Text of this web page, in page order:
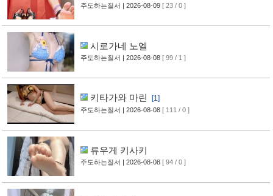
주도하는질서 | 2026-08-09 [ 23 / 0 ]
시로가네 노엘
주도하는질서 | 2026-08-08 [ 99 / 1 ]
키타가와 마린 [1]
주도하는질서 | 2026-08-08 [ 111 / 0 ]
류우게 키사키
주도하는질서 | 2026-08-08 [ 94 / 0 ]